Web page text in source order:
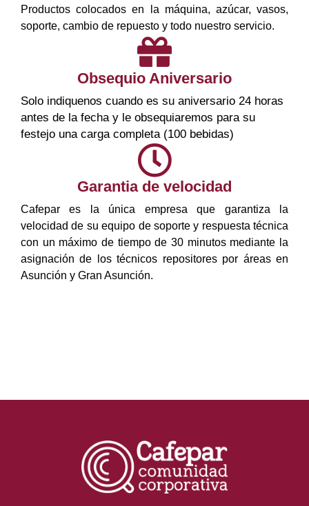
Productos colocados en la máquina, azúcar, vasos,
soporte, cambio de repuesto y todo nuestro servicio.
Obsequio Aniversario
Solo indiquenos cuando es su aniversario 24 horas
antes de la fecha y le obsequiaremos para su
festejo una carga completa (100 bebidas)
Garantia de velocidad
Cafepar es la única empresa que garantiza la
velocidad de su equipo de soporte y respuesta técnica
con un máximo de tiempo de 30 minutos mediante la
asignación de los técnicos repositores por áreas en
Asunción y Gran Asunción.